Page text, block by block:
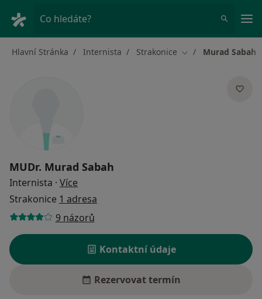
Co hledáte?
Hlavní Stránka Internista Strakonice Změna města
Murad Sabah
MUDr. Murad Sabah
Internista · Více
Strakonice 1 adresa
9 názorů
Kontaktní údaje
Rezervovat termín